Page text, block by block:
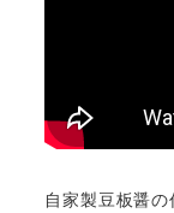
自家製豆板醤